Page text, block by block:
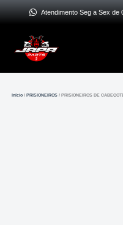
Ir
conteúdo
Atendimento Seg a Sex de
Início /PRISIONEIROS / PRISIONEIROS DE